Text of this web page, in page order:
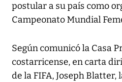
postular a su país como
Campeonato Mundial
Según comunicó la Casa
costarricense, en carta
de la FIFA, Joseph